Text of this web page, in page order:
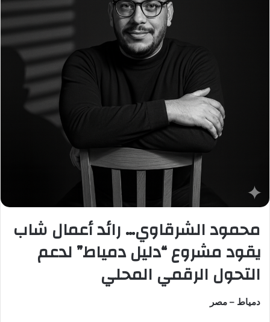
ت
ر
و
ن
محمود الشرقاوي… رائد أعمال شاب
يقود مشروع “دليل دمياط” لدعم
التحول الرقمي المحلي
دمياط – مصر